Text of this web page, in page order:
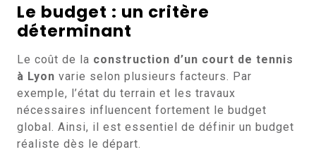
Le budget : un critère
déterminant
Le coût de la construction d’un court de tennis
à Lyon varie selon plusieurs facteurs. Par
exemple, l’état du terrain et les travaux
nécessaires influencent fortement le budget
global. Ainsi, il est essentiel de définir un budget
réaliste dès le départ.